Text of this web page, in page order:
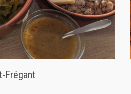
Frégant